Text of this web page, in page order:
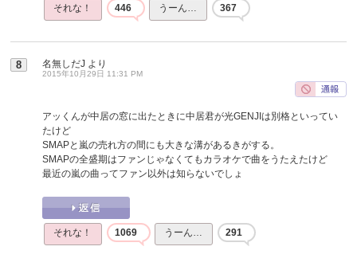
それな！ 446 うーん… 367
8 名無しだJ より
2015年10月29日 11:31 PM
アッくんが中居の窓に出たときに中居君が光GENJIは別格といってい
たけど
SMAPと嵐の売れ方の間にも大きな溝があるきがする。
SMAPの全盛期はファンじゃなくてもカラオケで曲をうたえたけど
最近の嵐の曲ってファン以外は知らないでしょ
それな！ 1069 うーん… 291